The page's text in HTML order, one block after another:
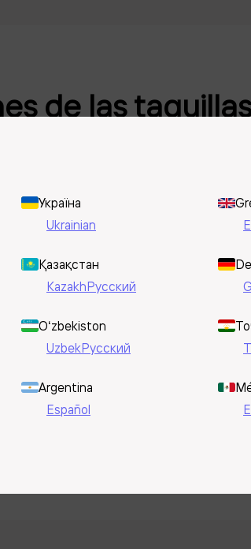
de las
en un módulo
y paneles solares.
módem 4G
Україна
Ukrainian
Қазақстан
KazakhРусский
Oʻzbekiston
UzbekРусский
Argentina
Español